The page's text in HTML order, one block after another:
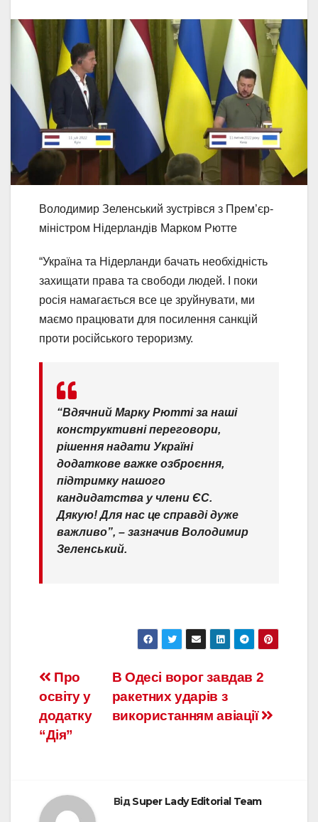
Володимир Зеленський зустрівся з Прем’єр-
міністром Нідерландів Марком Рютте
“Україна та Нідерланди бачать необхідність
захищати права та свободи людей. І поки
росія намагається все це зруйнувати, ми
маємо працювати для посилення санкцій
проти російського тероризму.
“Вдячний Марку Рютті за наші
конструктивні переговори,
рішення надати Україні
додаткове важке озброєння,
підтримку нашого
кандидатства у члени ЄС.
Дякую! Для нас це справді дуже
важливо”, – зазначив Володимир
Зеленський.
В Одесі ворог завдав 2
ракетних ударів з
використанням авіації
Про
освіту у
додатку
“Дія”
ВідSuper Lady Editorial Team